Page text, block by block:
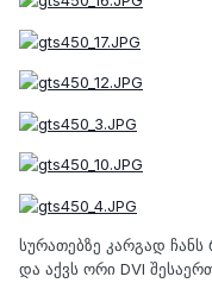
სურათებზე კარგად ჩანს
და აქვს ორი DVI